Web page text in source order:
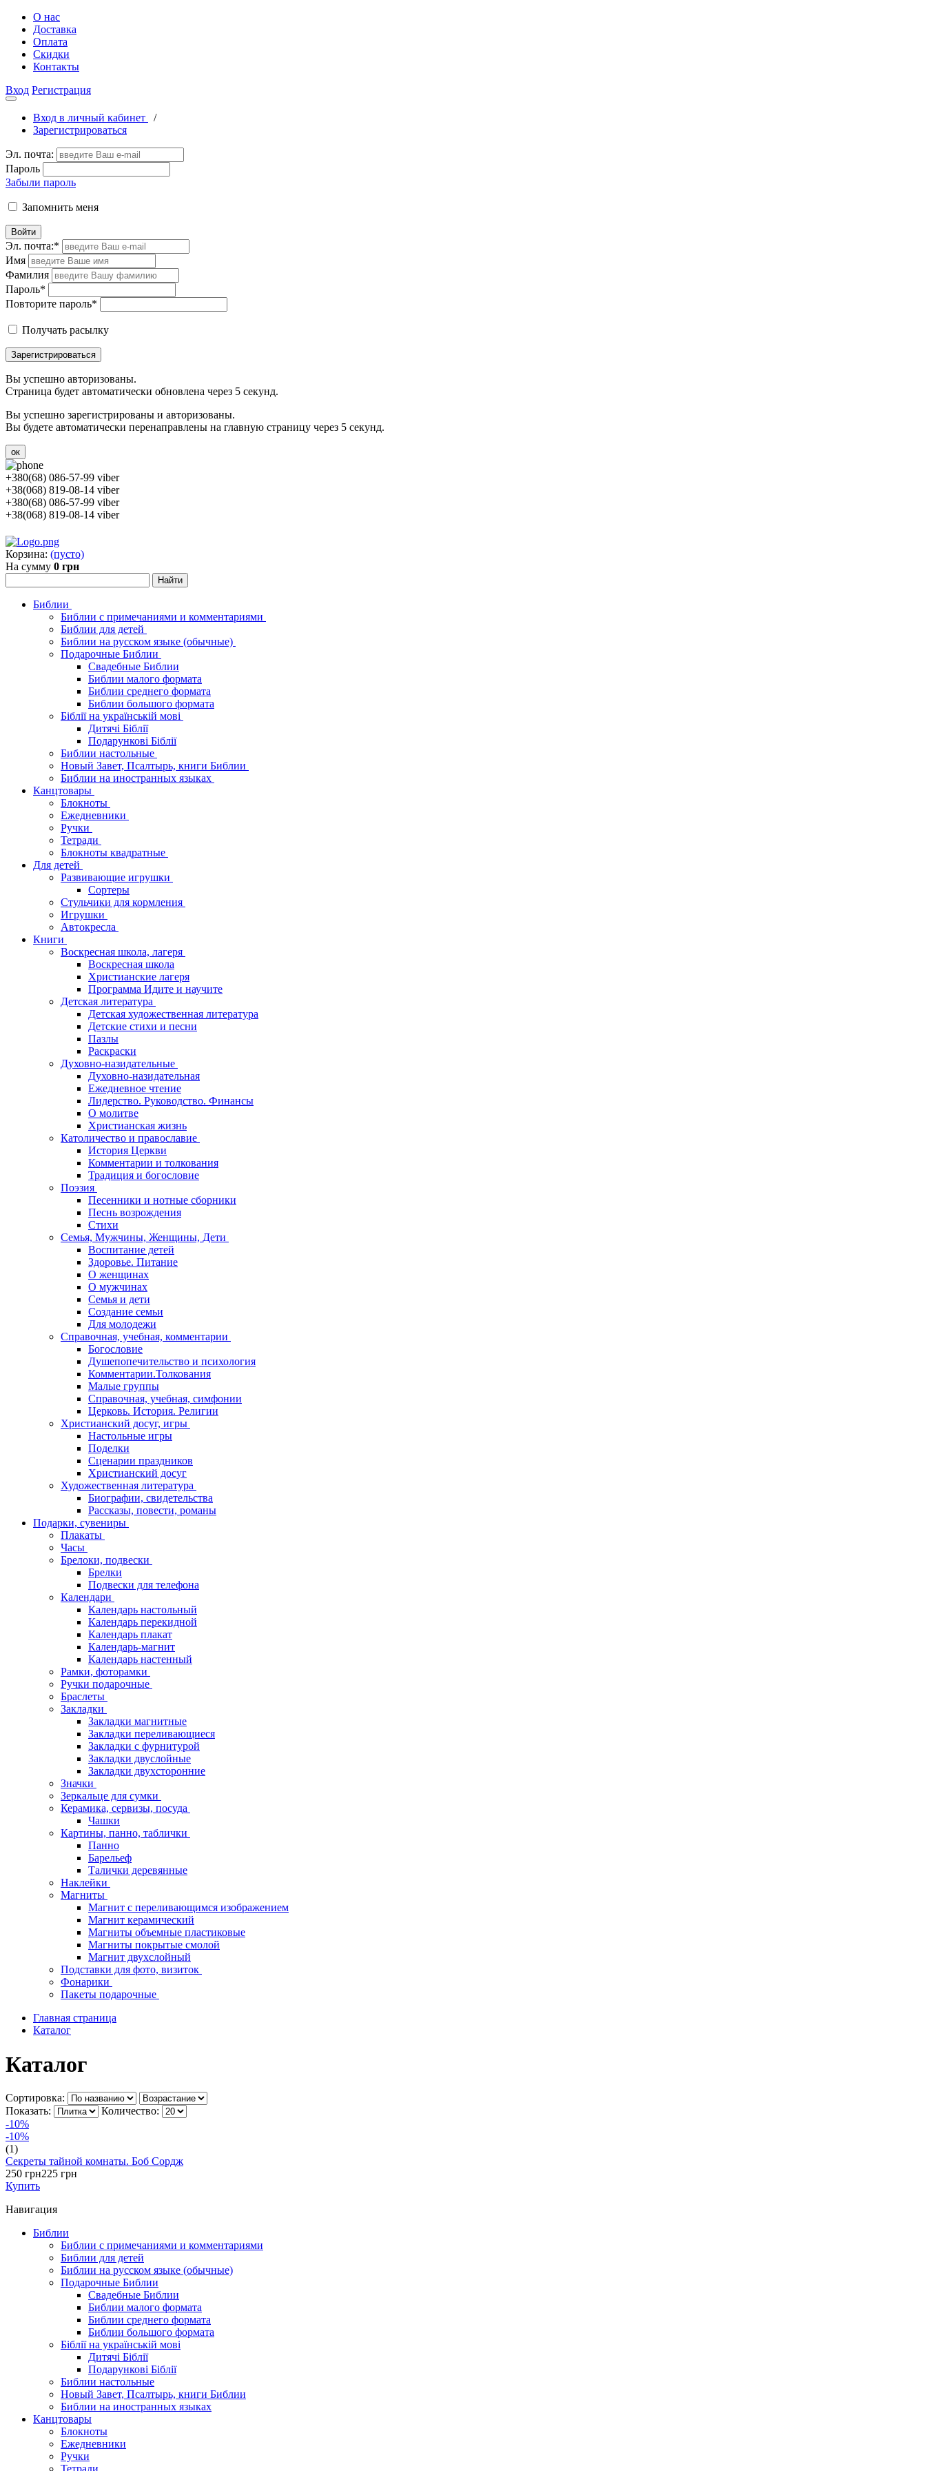
О нас
Доставка
Оплата
Скидки
Контакты
Вход Регистрация
Вход в личный кабинет
/
Зарегистрироваться
Эл. почта:
Пароль
Забыли пароль
Запомнить меня
Войти
Эл. почта:*
Имя
Фамилия
Пароль*
Повторите пароль*
Получать расылку
Зарегистрироваться
Вы успешно авторизованы.
Страница будет автоматически обновлена через 5 секунд.
Вы успешно зарегистрированы и авторизованы.
Вы будете автоматически перенаправлены на главную страницу через 5 секунд.
ок
+380(68) 086-57-99 viber
+38(068) 819-08-14 viber
+380(68) 086-57-99 viber
+38(068) 819-08-14 viber
Корзина: (пусто)
На сумму 0 грн
Библии
Библии с примечаниями и комментариями
Библии для детей
Библии на русском языке (обычные)
Подарочные Библии
Свадебные Библии
Библии малого формата
Библии среднего формата
Библии большого формата
Біблії на українській мові
Дитячі Біблії
Подарункові Біблії
Библии настольные
Новый Завет, Псалтырь, книги Библии
Библии на иностранных языках
Канцтовары
Блокноты
Ежедневники
Ручки
Тетради
Блокноты квадратные
Для детей
Развивающие игрушки
Сортеры
Стульчики для кормления
Игрушки
Автокресла
Книги
Воскресная школа, лагеря
Воскресная школа
Христианские лагеря
Программа Идите и научите
Детская литература
Детская художественная литература
Детские стихи и песни
Пазлы
Раскраски
Духовно-назидательные
Духовно-назидательная
Ежедневное чтение
Лидерство. Руководство. Финансы
О молитве
Христианская жизнь
Католичество и православие
История Церкви
Комментарии и толкования
Традиция и богословие
Поэзия
Песенники и нотные сборники
Песнь возрождения
Стихи
Семья, Мужчины, Женщины, Дети
Воспитание детей
Здоровье. Питание
О женщинах
О мужчинах
Семья и дети
Создание семьи
Для молодежи
Справочная, учебная, комментарии
Богословие
Душепопечительство и психология
Комментарии.Толкования
Малые группы
Справочная, учебная, симфонии
Церковь. История. Религии
Христианский досуг, игры
Настольные игры
Поделки
Сценарии праздников
Христианский досуг
Художественная литература
Биографии, свидетельства
Рассказы, повести, романы
Подарки, сувениры
Плакаты
Часы
Брелоки, подвески
Брелки
Подвески для телефона
Календари
Календарь настольный
Календарь перекидной
Календарь плакат
Календарь-магнит
Календарь настенный
Рамки, фоторамки
Ручки подарочные
Браслеты
Закладки
Закладки магнитные
Закладки переливающиеся
Закладки с фурнитурой
Закладки двуслойные
Закладки двухсторонние
Значки
Зеркальце для сумки
Керамика, сервизы, посуда
Чашки
Картины, панно, таблички
Панно
Барельеф
Талички деревянные
Наклейки
Магниты
Магнит с переливающимся изображением
Магнит керамический
Магниты объемные пластиковые
Магниты покрытые смолой
Магнит двухслойный
Подставки для фото, визиток
Фонарики
Пакеты подарочные
Главная страница
Каталог
Каталог
Сортировка:
Показать:
Количество:
-10%
-10%
(1)
Секреты тайной комнаты. Боб Сордж
250 грн225 грн
Купить
Навигация
Библии
Библии с примечаниями и комментариями
Библии для детей
Библии на русском языке (обычные)
Подарочные Библии
Свадебные Библии
Библии малого формата
Библии среднего формата
Библии большого формата
Біблії на українській мові
Дитячі Біблії
Подарункові Біблії
Библии настольные
Новый Завет, Псалтырь, книги Библии
Библии на иностранных языках
Канцтовары
Блокноты
Ежедневники
Ручки